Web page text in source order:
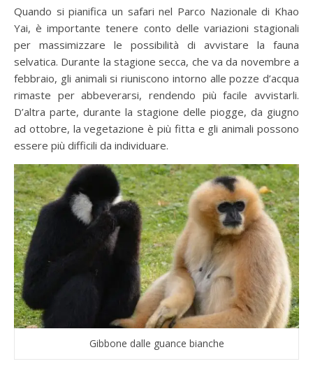
Quando si pianifica un safari nel Parco Nazionale di Khao
Yai, è importante tenere conto delle variazioni stagionali
per massimizzare le possibilità di avvistare la fauna
selvatica. Durante la stagione secca, che va da novembre a
febbraio, gli animali si riuniscono intorno alle pozze d’acqua
rimaste per abbeverarsi, rendendo più facile avvistarli.
D’altra parte, durante la stagione delle piogge, da giugno
ad ottobre, la vegetazione è più fitta e gli animali possono
essere più difficili da individuare.
Gibbone dalle guance bianche